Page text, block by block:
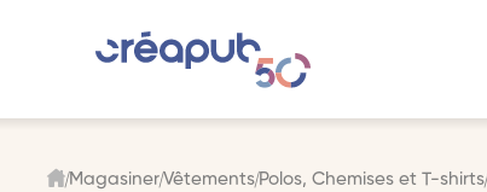
Magasiner Vêtements Polos, Chemises et T-shirts